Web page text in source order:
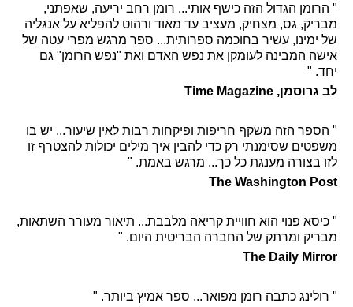
" הרומן הגדול הזה כישף אותי... רומן רחב יריעה, שאפתני,
מבריק, גס, מצחיק, מעציב עד מאוד ורהוט להפליא על אנגליה
של ימינו, עשיר בחוכמה ספרותית... ספר מרגש מפרי עטה של
אישה המבינה לעומקן את נפש האדם ואת "נפש הרומן" גם
יחד. "
לב גרוסמן, Time Magazine
" הספר הזה משקף חריפות ופיקחות רבות לאין שיעור... יש בו
משפטים שסימנתי רק כדי להבין איך מילים יכולות להצטרף זו
לזו בצורה מענגת כל כך... מרגש באמת. "
The Washington Post
" כיסא פנוי הוא חוויית קריאה מלבבת... תיאור מעורר השתאות,
מבריק ומרתק של החברה הבריטית היום. "
The Daily Mirror
" רולינג כתבה רומן מפואר... ספר אמיץ ביותר. "